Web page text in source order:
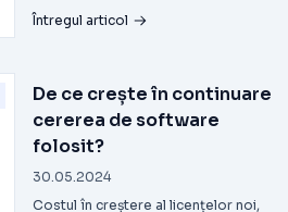
Întregul articol
De ce crește în continuare
cererea de software
folosit?
30.05.2024
Costul în creștere al licențelor noi,